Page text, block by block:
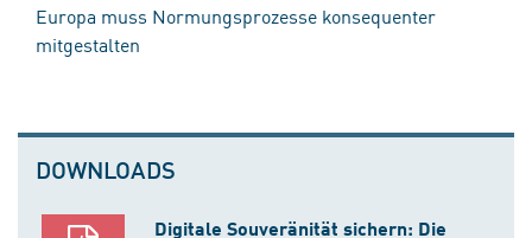
Europa muss Normungsprozesse konsequenter
mitgestalten
DOWNLOADS
Digitale Souveränität sichern: Die